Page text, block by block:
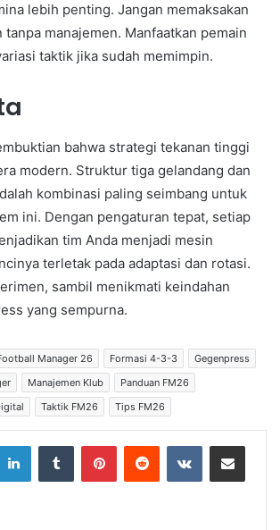
lebih penting. Jangan memaksakan
manajemen. Manfaatkan pemain
taktik jika sudah memimpin.
bahwa strategi tekanan tinggi
modern. Struktur tiga gelandang dan
kombinasi paling seimbang untuk
ini. Dengan pengaturan tepat, setiap
tim Anda menjadi mesin
terletak pada adaptasi dan rotasi.
sambil menikmati keindahan
yang sempurna.
Manager 26 Formasi 4-3-3
Gegenpress
Manajemen Klub
Panduan FM26
Taktik FM26 Tips FM26